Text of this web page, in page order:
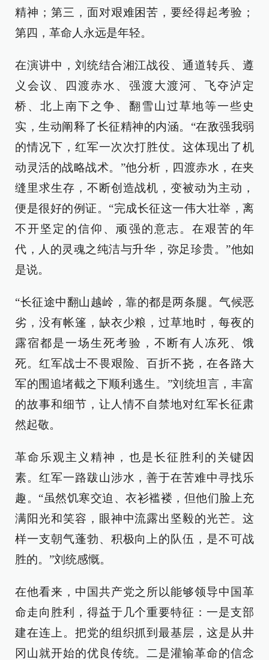
精神；第三，面对艰难困苦，要经得起考验；
第四，革命人永远是年轻。
在演讲中，刘统结合湘江战役、通道转兵、遵
义会议、四渡赤水、强渡大渡河、飞夺泸定
桥、北上南下之争、翻雪山过草地等一些史
实，生动阐释了长征精神的内涵。“在敌强我弱
的情况下，红军一次次打胜仗。这体现出了机
动灵活的战略战术。”他分析，四渡赤水，在夹
缝里求生存，不断创造战机，变被动为主动，
便是很好的例证。“完成长征这一伟大壮举，离
不开坚定的信仰、顽强的意志。在艰苦的年
代，人的灵魂之纯洁与升华，弥足珍贵。”他如
是说。
“长征途中翻山越岭，靠的都是两条腿。气候恶
劣，没有帐篷，缺衣少粮，过草地时，每夜的
露宿都是一场生死考验，不断有人冻死、饿
死。红军战士不畏艰险、百折不挠，在各路大
军的围追堵截之下顺利逃生。”刘统坦言，丰富
的故事和细节，让人情不自禁地对红军长征肃
然起敬。
革命乐观主义精神，也是长征胜利的关键因
素。红军一路跋山涉水，善于在苦难中寻找乐
趣。“虽然饥寒交迫、衣衫褴褛，但他们脸上充
满阳光和笑容，眼神中流露出坚毅的光芒。这
样一支朝气蓬勃、积极向上的队伍，是不可战
胜的。”刘统感慨。
在他看来，中国共产党之所以能够领导中国革
命走向胜利，得益于几个重要特征：一是支部
建在连上。把党的组织抓到最基层，这是从井
冈山就开始的优良传统。二是灌输革命的信念